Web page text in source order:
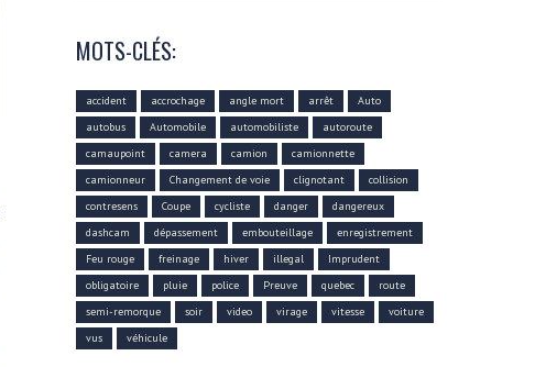
MOTS-CLÉS:
accident accrochage angle mort arrêt
Auto
autobus
Automobile automobiliste
autoroute
camaupoint
camera camion
camionnette
camionneur
Changement de voie clignotant
collision
contresens
Coupe cycliste danger
dangereux
dashcam
dépassement embouteillage
enregistrement
Feu rouge
freinage hiver illegal
Imprudent
obligatoire
pluie police Preuve quebec
route
semi-remorque
soir video virage vitesse
voiture
vus
véhicule